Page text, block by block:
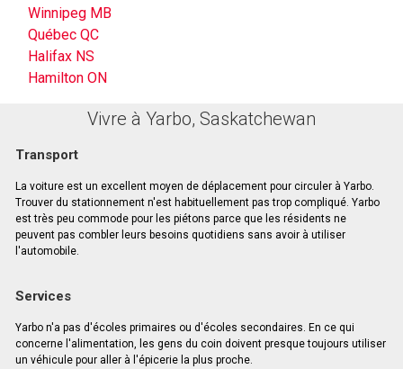
Winnipeg MB
Québec QC
Halifax NS
Hamilton ON
Vivre à Yarbo, Saskatchewan
Transport
La voiture est un excellent moyen de déplacement pour circuler à Yarbo.
Trouver du stationnement n'est habituellement pas trop compliqué. Yarbo
est très peu commode pour les piétons parce que les résidents ne
peuvent pas combler leurs besoins quotidiens sans avoir à utiliser
l'automobile.
Services
Yarbo n'a pas d'écoles primaires ou d'écoles secondaires. En ce qui
concerne l'alimentation, les gens du coin doivent presque toujours utiliser
un véhicule pour aller à l'épicerie la plus proche.